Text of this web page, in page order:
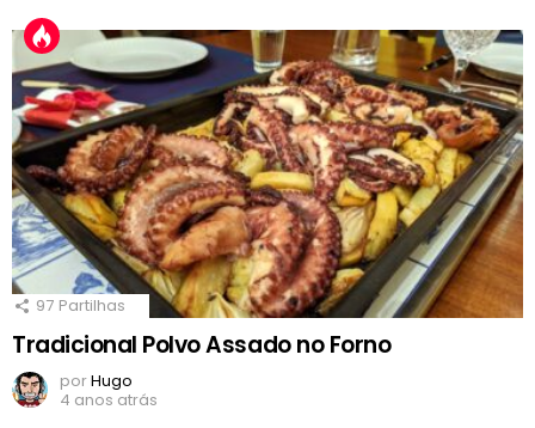
97 Partilhas
Tradicional Polvo Assado no Forno
porHugo
4 anos atrás